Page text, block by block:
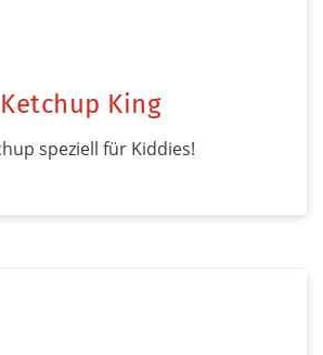
Ketchup King
speziell für Kiddies!